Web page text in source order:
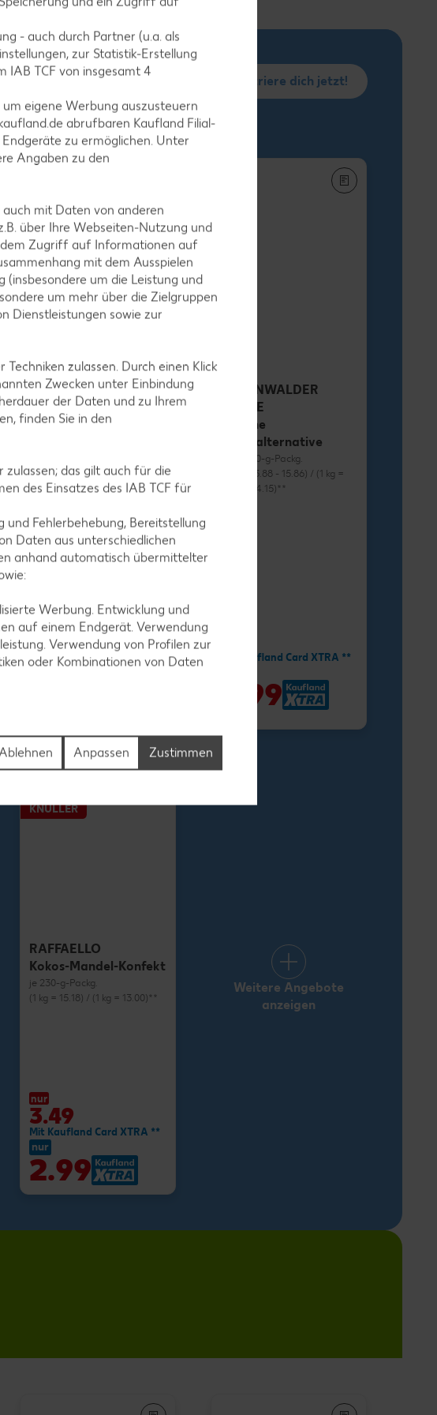
Registriere dich jetzt!
AKTION
IGLO
Backfisch-Stäbchen
oder Filegro XXL
je 480 - 728-g-Packg.
(1 kg = 6.10 - 9.25) / (1 kg = 5.49
- 8.32)**
nur
4.44*
Mit Kaufland Card XTRA **
RÜGENWALDER
MÜHLE
Vegane
Wurstalternative
je 70 - 80-g-Packg.
(1 kg = 13.88 - 15.86) / (1 kg =
12.38 - 14.15)**
Mit Kaufland Card XTRA **
0.99
KNÜLLER
RAFFAELLO
Kokos-Mandel-Konfekt
je 230-g-Packg.
(1 kg = 15.18) / (1 kg = 13.00)**
nur
3.49
Mit Kaufland Card XTRA **
nur
2.99
Weitere Angebote
anzeigen
- auch durch Partner (u.a. als
zur Statistik-Erstellung
IAB TCF von insgesamt4
eigene Werbung auszusteuern
abrufbaren Kaufland Filial-
zu ermöglichen. Unter
Angaben zu den
mit Daten von anderen
über Ihre Webseiten-Nutzung und
dem Zugriff auf Informationen auf
mit dem Ausspielen
um die Leistung und
um mehr über die Zielgruppen
Dienstleistungen sowie zur
zulassen. Durch einen Klick
Zwecken unter Einbindung
der Daten und zu Ihrem
finden Sie in den
zulassen; das gilt auch für die
des Einsatzes des IAB TCF für
Fehlerbehebung, Bereitstellung
Daten aus unterschiedlichen
anhand automatisch übermittelter
Werbung. Entwicklung und
auf einem Endgerät. Verwendung
Verwendung von Profilen zur
oder Kombinationen von Daten
Zustimmen
Anpassen